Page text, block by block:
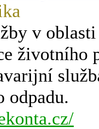
v
životního
odpadu.